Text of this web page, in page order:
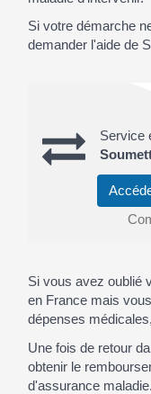
Si votre démarche
demander l'aide de
Service
Si vous avez oublié
en France mais
dépenses
Une fois de retour
obtenir le
d'assurance